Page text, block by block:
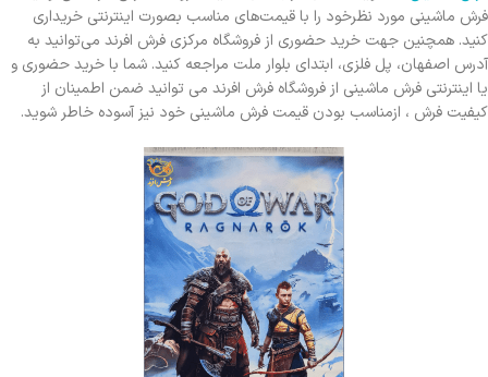
فرش ماشینی مورد نظرخود را با قیمت‌های مناسب بصورت اینترنتی خریداری
کنید. همچنین جهت خرید حضوری از فروشگاه مرکزی فرش افرند می‌توانید به
آدرس اصفهان، پل فلزی، ابتدای بلوار ملت مراجعه کنید. شما با خرید حضوری و
یا اینترنتی فرش ماشینی از فروشگاه فرش افرند می توانید ضمن اطمینان از
کیفیت فرش ، ازمناسب بودن قیمت فرش ماشینی خود نیز آسوده خاطر شوید.